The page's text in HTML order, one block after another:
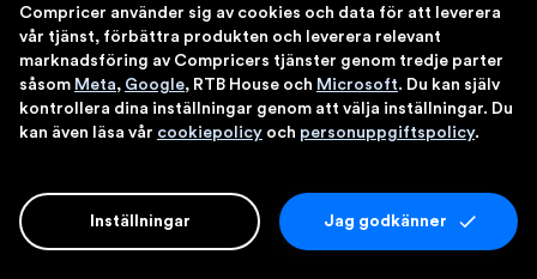
produktfaktablad
Compricer använder sig av cookies och data för att leverera
vår tjänst, förbättra produkten och leverera relevant
marknadsföring av Compricers tjänster genom tredje parter
såsom Meta, Google, RTB House och Microsoft. Du kan själv
kontrollera dina inställningar genom att välja inställningar. Du
kan även läsa vår cookiepolicy och personuppgiftspolicy.
Jag godkänner
Inställningar